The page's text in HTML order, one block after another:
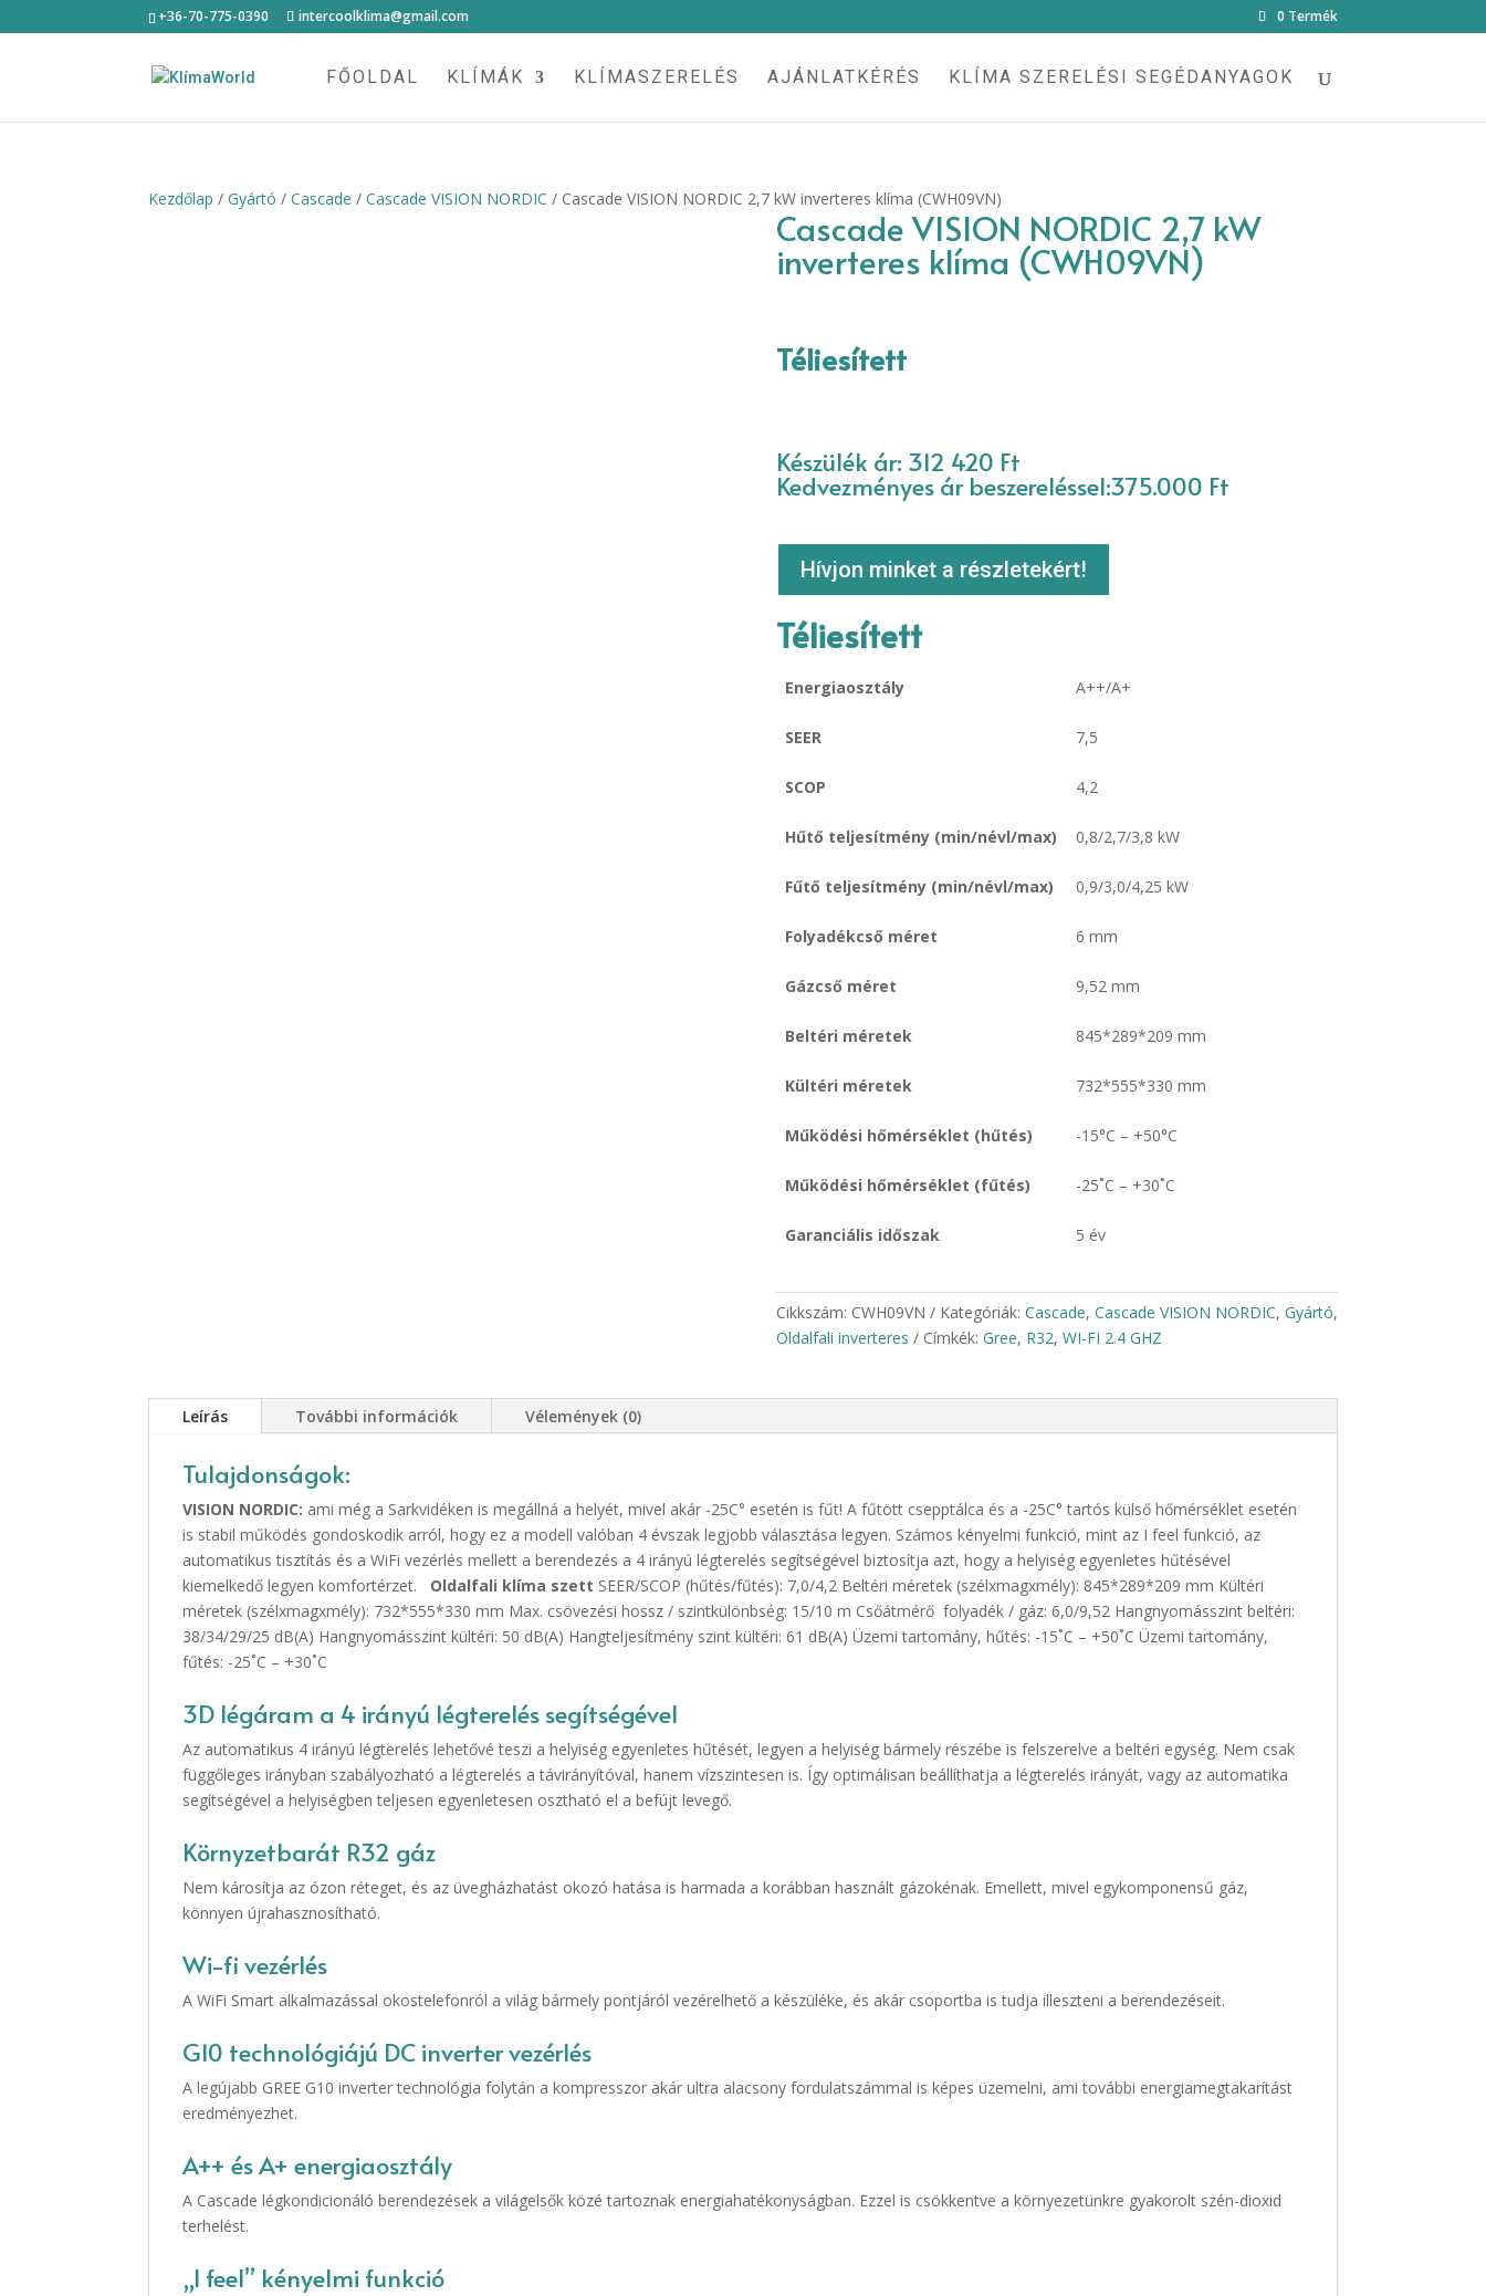
+36-70-775-0390 intercoolklima@gmail.com 0 Termék
FŐOLDAL KLÍMÁK KLÍMASZERELÉS AJÁNLATKÉRÉS KLÍMA SZERELÉSI SEGÉDANYAGOK
Kezdőlap /Gyártó /Cascade /Cascade VISION NORDIC / Cascade VISION NORDIC 2,7 kW inverteres klíma (CWH09VN)
Cascade VISION NORDIC 2,7 kW
inverteres klíma (CWH09VN)
Téliesített
Készülék ár: 312 420 Ft
Kedvezményes ár beszereléssel:375.000 Ft
Hívjon minket a részletekért!
Téliesített
Energiaosztály A++/A+
SEER 7,5
SCOP 4,2
Hűtő teljesítmény (min/névl/max) 0,8/2,7/3,8 kW
Fűtő teljesítmény (min/névl/max) 0,9/3,0/4,25 kW
Folyadékcső méret 6 mm
Gázcső méret 9,52 mm
Beltéri méretek 845*289*209 mm
Kültéri méretek 732*555*330 mm
Működési hőmérséklet (hűtés) -15°C – +50°C
Működési hőmérséklet (fűtés) -25˚C – +30˚C
Garanciális időszak 5 év
Cikkszám: CWH09VN Kategóriák: Cascade, Cascade VISION NORDIC, Gyártó,
Oldalfali inverteres
Címkék: Gree, R32, WI-FI 2.4 GHZ
Leírás További információk Vélemények (0)
Tulajdonságok:
VISION NORDIC: ami még a Sarkvidéken is megállná a helyét, mivel akár -25C° esetén is fűt! A fűtött csepptálca és a -25C° tartós külső hőmérséklet esetén
is stabil működés gondoskodik arról, hogy ez a modell valóban 4 évszak legjobb választása legyen. Számos kényelmi funkció, mint az I feel funkció, az
automatikus tisztítás és a WiFi vezérlés mellett a berendezés a 4 irányú légterelés segítségével biztosítja azt, hogy a helyiség egyenletes hűtésével
kiemelkedő legyen komfortérzet. Oldalfali klíma szett SEER/SCOP (hűtés/fűtés): 7,0/4,2 Beltéri méretek (szélxmagxmély): 845*289*209 mm Kültéri
méretek (szélxmagxmély): 732*555*330 mm Max. csövezési hossz / szintkülönbség: 15/10 m Csőátmérő folyadék / gáz: 6,0/9,52 Hangnyomásszint beltéri:
38/34/29/25 dB(A) Hangnyomásszint kültéri: 50 dB(A) Hangteljesítmény szint kültéri: 61 dB(A) Üzemi tartomány, hűtés: -15˚C – +50˚C Üzemi tartomány,
fűtés: -25˚C – +30˚C
3D légáram a 4 irányú légterelés segítségével
Az automatikus 4 irányú légterelés lehetővé teszi a helyiség egyenletes hűtését, legyen a helyiség bármely részébe is felszerelve a beltéri egység. Nem csak
függőleges irányban szabályozható a légterelés a távirányítóval, hanem vízszintesen is. Így optimálisan beállíthatja a légterelés irányát, vagy az automatika
segítségével a helyiségben teljesen egyenletesen osztható el a befújt levegő.
Környzetbarát R32 gáz
Nem károsítja az ózon réteget, és az üvegházhatást okozó hatása is harmada a korábban használt gázokénak. Emellett, mivel egykomponensű gáz,
könnyen újrahasznosítható.
Wi-fi vezérlés
A WiFi Smart alkalmazással okostelefonról a világ bármely pontjáról vezérelhető a készüléke, és akár csoportba is tudja illeszteni a berendezéseit.
G10 technológiájú DC inverter vezérlés
A legújabb GREE G10 inverter technológia folytán a kompresszor akár ultra alacsony fordulatszámmal is képes üzemelni, ami további energiamegtakarítást
eredményezhet.
A++ és A+ energiaosztály
A Cascade légkondicionáló berendezések a világelsők közé tartoznak energiahatékonyságban. Ezzel is csökkentve a környezetünkre gyakorolt szén-dioxid
terhelést.
„I feel” kényelmi funkció